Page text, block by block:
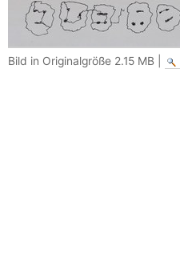
Bild in Originalgröße 2.15 MB|